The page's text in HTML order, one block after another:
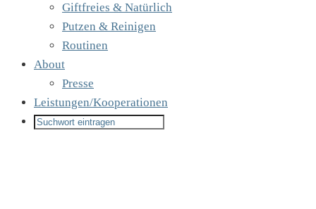
Giftfreies & Natürlich
Putzen & Reinigen
Routinen
About
Presse
Leistungen/Kooperationen